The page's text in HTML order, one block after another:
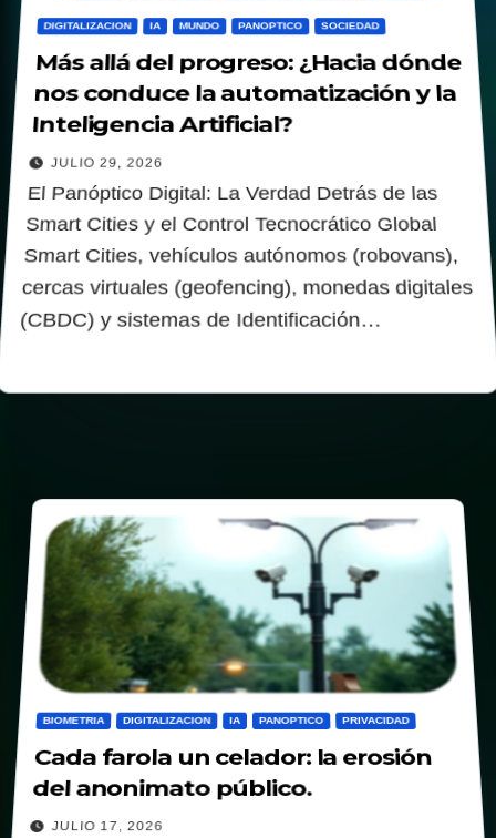
DIGITALIZACION IA MUNDO PANOPTICO SOCIEDAD
Más allá del progreso: ¿Hacia dónde
nos conduce la automatización y la
Inteligencia Artificial?
JULIO 29, 2026
El Panóptico Digital: La Verdad Detrás de las
Smart Cities y el Control Tecnocrático Global
Smart Cities, vehículos autónomos (robovans),
cercas virtuales (geofencing), monedas digitales
(CBDC) y sistemas de Identificación…
BIOMETRIA DIGITALIZACION IA PANOPTICO PRIVACIDAD
Cada farola un celador: la erosión
del anonimato público.
JULIO 17, 2026